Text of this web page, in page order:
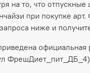
на то, что
при покупке
ниже и